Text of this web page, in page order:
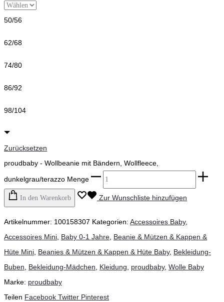
50/56
62/68
74/80
86/92
98/104
Zurücksetzen
proudbaby - Wollbeanie mit Bändern, Wollfleece,
dunkelgrau/terazzo Menge
In den Warenkorb Zur Wunschliste hinzufügen
Artikelnummer: 100158307 Kategorien: Accessoires Baby,
Accessoires Mini, Baby 0-1 Jahre, Beanie & Mützen & Kappen &
Hüte Mini, Beanies & Mützen & Kappen & Hüte Baby, Bekleidung-
Buben, Bekleidung-Mädchen, Kleidung, proudbaby, Wolle Baby
Marke: proudbaby
Teilen Facebook Twitter Pinterest